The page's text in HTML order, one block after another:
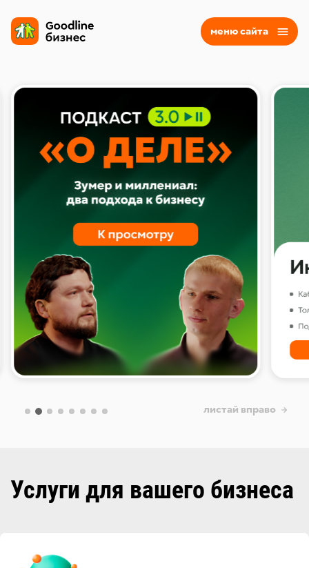
меню сайта
листай вправо
Услуги для вашего бизнеса